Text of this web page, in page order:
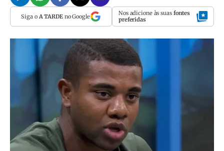
Siga o A TARDEno Google Nos adicione às suas fontes
preferidas